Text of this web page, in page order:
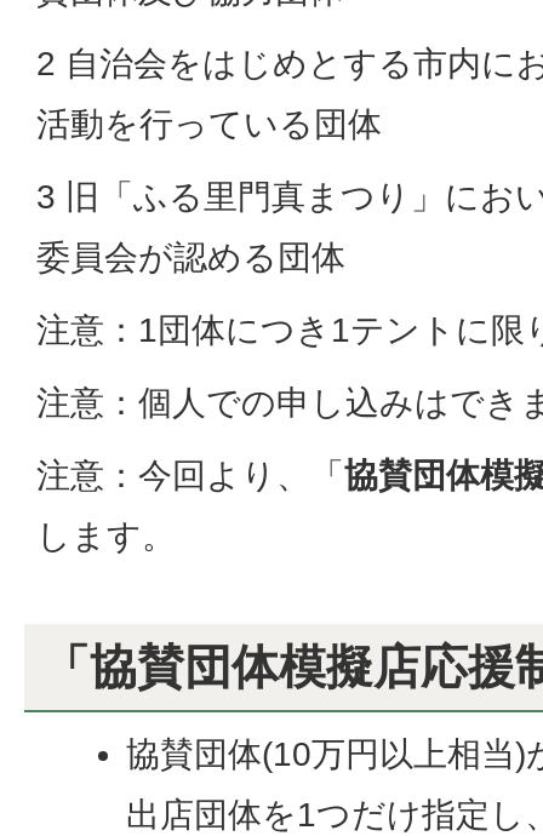
2 自治会をはじめとする市内に
活動を行っている団体
3 旧「ふる里門真まつり」にお
委員会が認める団体
注意：1団体につき1テントに限
注意：個人での申し込みはでき
注意：今回より、「 協賛団体模
します。
「協賛団体模擬店応援
協賛団体(10万円以上相当
出店団体を1つだけ指定し